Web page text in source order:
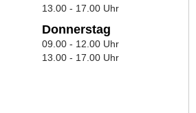
13.00 - 17.00 Uhr
Donnerstag
09.00 - 12.00 Uhr
13.00 - 17.00 Uhr